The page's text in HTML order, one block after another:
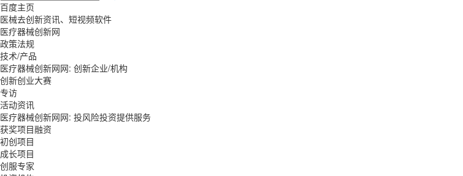
百度主页
医械去创新资讯、短视频软件
医疗器械创新网
政策法规
技术/产品
医疗器械创新网网: 创新企业/机构
创新创业大赛
专访
活动资讯
医疗器械创新网网: 投风险投资提供服务
获奖项目融资
初创项目
成长项目
创服专家